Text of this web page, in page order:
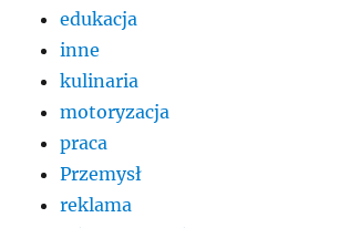
edukacja
inne
kulinaria
motoryzacja
praca
Przemysł
reklama